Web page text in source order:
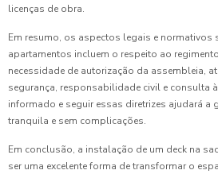
licenças de obra.
Em resumo, os aspectos legais e normativos
apartamentos incluem o respeito ao
necessidade de autorização da assembleia,
segurança, responsabilidade civil e consulta
informado e seguir essas diretrizes ajudará a
tranquila e sem complicações.
Em conclusão, a instalação de um deck na
ser uma excelente forma de transformar o